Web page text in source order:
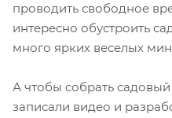
проводить свободное
интересно обустроить
много ярких веселых
А чтобы собрать садовый
записали видео и